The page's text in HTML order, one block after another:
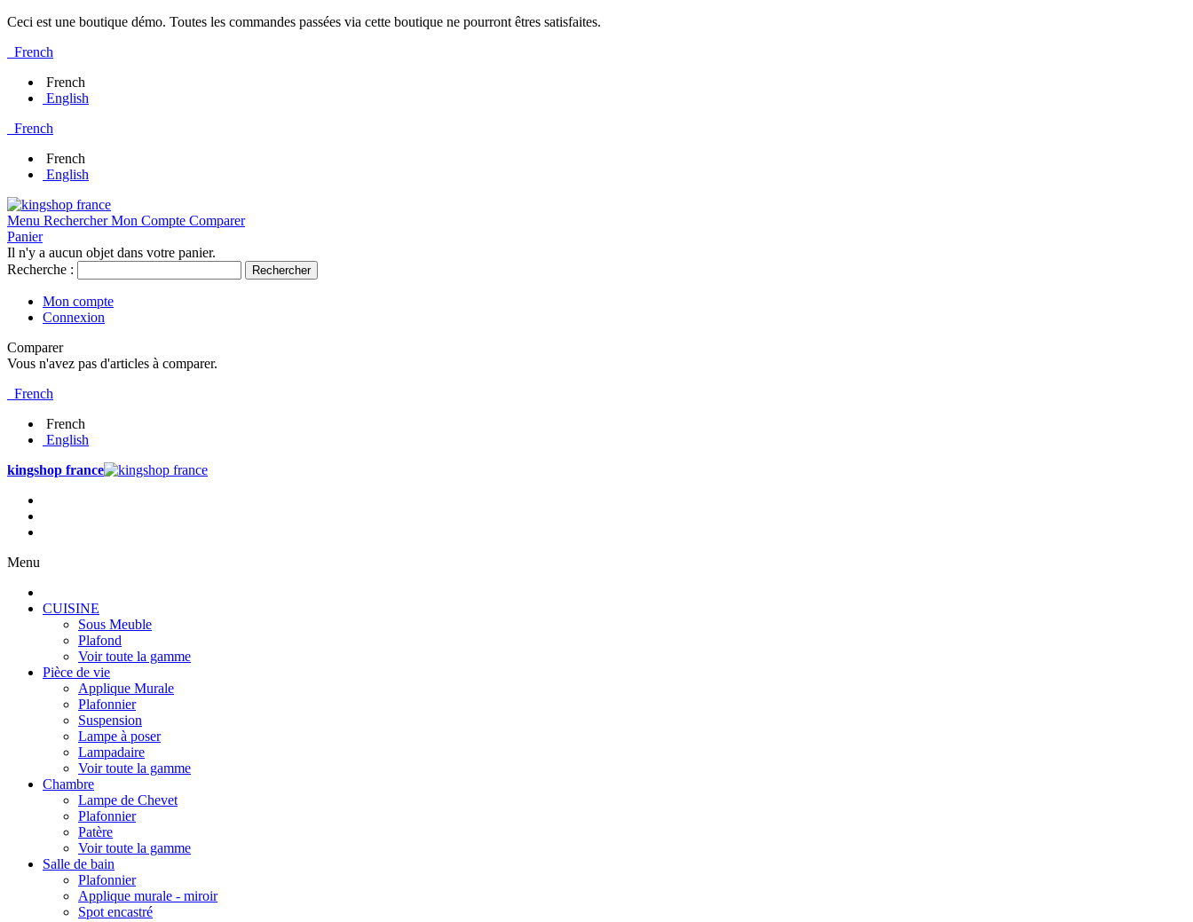
Ceci est une boutique démo. Toutes les commandes passées via cette boutique ne pourront êtres satisfaites.
French
French
English
French
French
English
Menu Rechercher Mon Compte Comparer
Panier
Il n'y a aucun objet dans votre panier.
Recherche :
Rechercher
Mon compte
Connexion
Comparer
Vous n'avez pas d'articles à comparer.
French
French
English
kingshop france
Menu
CUISINE
Sous Meuble
Plafond
Voir toute la gamme
Pièce de vie
Applique Murale
Plafonnier
Suspension
Lampe à poser
Lampadaire
Voir toute la gamme
Chambre
Lampe de Chevet
Plafonnier
Patère
Voir toute la gamme
Salle de bain
Plafonnier
Applique murale - miroir
Spot encastré